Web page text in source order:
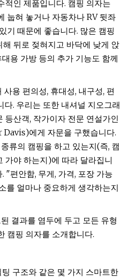
적인 제품입니다. 캠핑 의자는
눕혀 놓거나 자동차나 RV 뒷좌
기 때문에 좋습니다. 많은 캠핑
뒤로 젖혀지고 바닥에 낮게 앉
용 가방 등의 추가 기능도 함께
용 편의성, 휴대성, 내구성, 편
다. 우리는 또한 내셔널 지오그래
등산객, 작가이자 전문 연설가인
에게 자문을 구했습니다.
류의 캠핑을 하고 있는지(즉, 캠
가야 하는지)에 따라 달라집니
"편안함, 무게, 가격, 포장 가능
를 얼마나 중요하게 생각하는지
결과를 염두에 두고 모든 유형
캠핑 의자를 소개합니다.
구조와 같은 몇 가지 스마트한